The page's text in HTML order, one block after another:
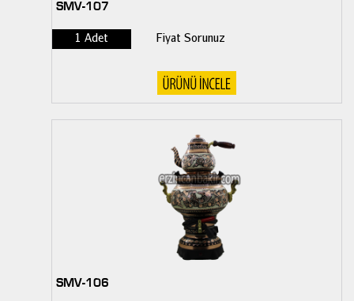
SMV-107
1 Adet Fiyat Sorunuz
SMV-106